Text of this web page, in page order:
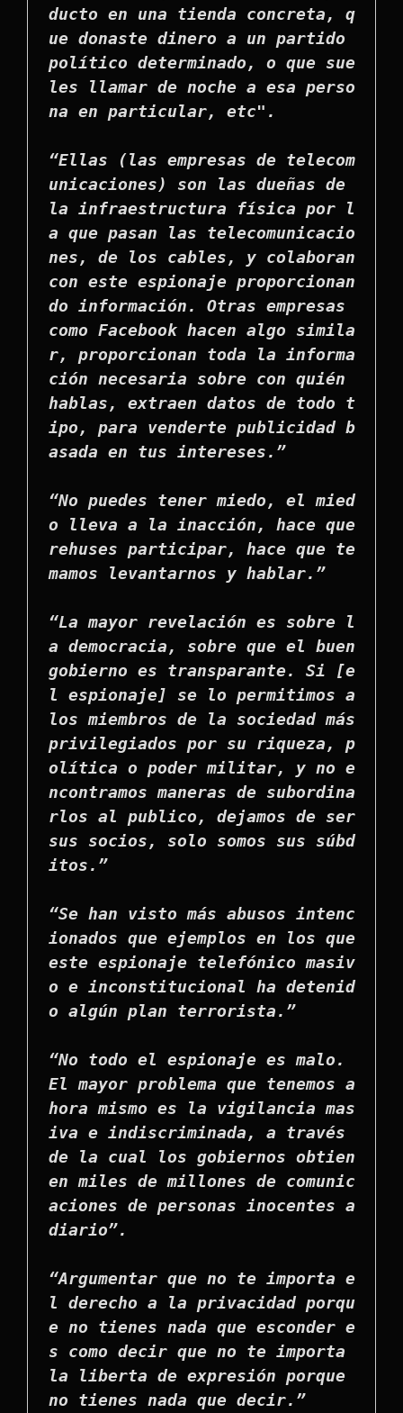
ducto en una tienda concreta, q
ue donaste dinero a un partido
político determinado, o que sue
les llamar de noche a esa perso
na en particular, etc".
“Ellas (las empresas de telecom
unicaciones) son las dueñas de
la infraestructura física por l
a que pasan las telecomunicacio
nes, de los cables, y colaboran
con este espionaje proporcionan
do información. Otras empresas
como Facebook hacen algo simila
r, proporcionan toda la informa
ción necesaria sobre con quién
hablas, extraen datos de todo t
ipo, para venderte publicidad b
asada en tus intereses.”
“No puedes tener miedo, el mied
o lleva a la inacción, hace que
rehuses participar, hace que te
mamos levantarnos y hablar.”
“La mayor revelación es sobre l
a democracia, sobre que el buen
gobierno es transparante. Si [e
l espionaje] se lo permitimos a
los miembros de la sociedad más
privilegiados por su riqueza, p
olítica o poder militar, y no e
ncontramos maneras de subordina
rlos al publico, dejamos de ser
sus socios, solo somos sus súbd
itos.”
“Se han visto más abusos intenc
ionados que ejemplos en los que
este espionaje telefónico masiv
o e inconstitucional ha detenid
o algún plan terrorista.”
“No todo el espionaje es malo.
El mayor problema que tenemos a
hora mismo es la vigilancia mas
iva e indiscriminada, a través
de la cual los gobiernos obtien
en miles de millones de comunic
aciones de personas inocentes a
diario”.
“Argumentar que no te importa e
l derecho a la privacidad porqu
e no tienes nada que esconder e
s como decir que no te importa
la liberta de expresión porque
no tienes nada que decir.”